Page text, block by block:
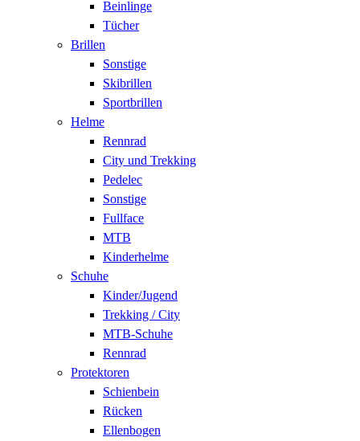
Beinlinge
Tücher
Brillen
Sonstige
Skibrillen
Sportbrillen
Helme
Rennrad
City und Trekking
Pedelec
Sonstige
Fullface
MTB
Kinderhelme
Schuhe
Kinder/Jugend
Trekking / City
MTB-Schuhe
Rennrad
Protektoren
Schienbein
Rücken
Ellenbogen